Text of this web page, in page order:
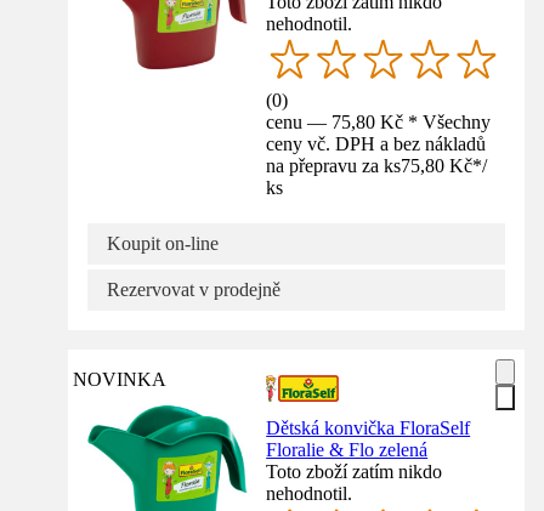
nehodnotil.
(0)
cenu — 75,80 Kč * Všechny
ceny vč. DPH a bez nákladů
na přepravu za ks75,80 Kč*/
ks
Koupit on-line
Rezervovat v prodejně
NOVINKA
Dětská konvička FloraSelf
Floralie & Flo zelená
Toto zboží zatím nikdo
nehodnotil.